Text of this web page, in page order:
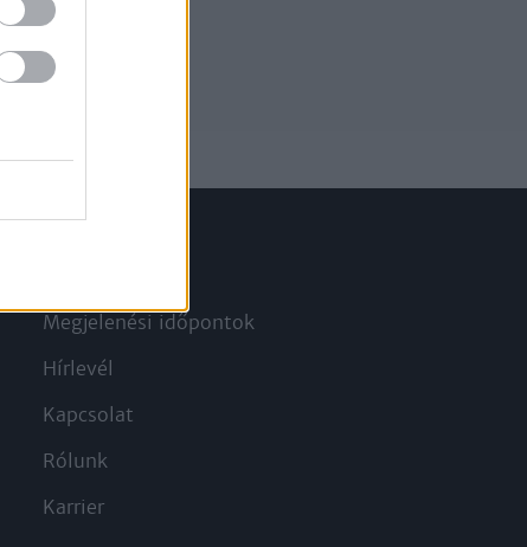
Megjelenési időpontok
Hírlevél
Kapcsolat
Rólunk
Karrier